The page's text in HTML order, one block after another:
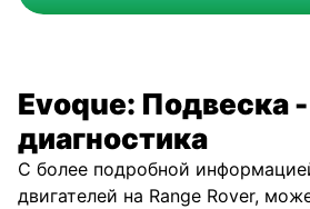
Evoque: Подвеска - ремонт и
диагностика
С более подробной
двигателей на Range Rover,